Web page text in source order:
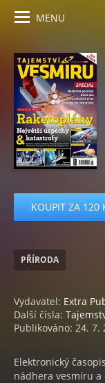
MENU
KOUPIT ZA 120
PŘÍRODA
Vydavatel: Extra
Další čísla:
Publikováno: 24. 7.
Elektronický
nádhera vesmíru